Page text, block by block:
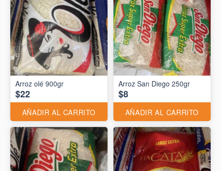
Arroz olé 900gr
$22
AÑADIR AL CARRITO
Arroz San Diego 250gr
$8
AÑADIR AL CARRITO